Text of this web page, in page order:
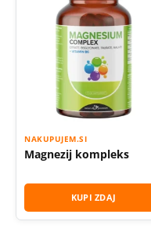
NAKUPUJEM.SI
Magnezij kompleks
KUPI ZDAJ